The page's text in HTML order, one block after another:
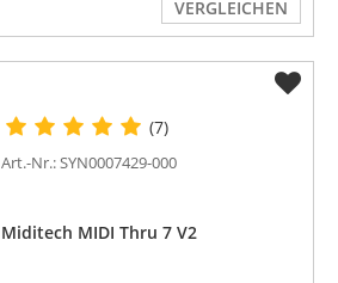
VERGLEICHEN
(7)
Art.-Nr.: SYN0007429-000
Miditech MIDI Thru 7 V2